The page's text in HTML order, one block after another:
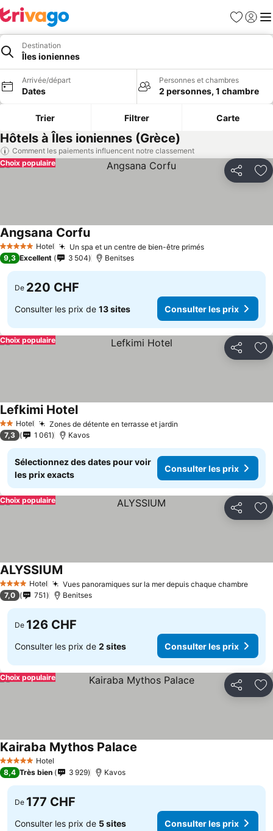
Favoris
Se
Destination
Îles ioniennes
Arrivée/départ
Dates
Personnes et chambres
2 personnes, 1 chambre
Trier Filtrer Carte
Hôtels à Îles ioniennes (Grèce)
Comment les paiements influencent notre classement
Partager
Choix populaire
5 Étoiles Hotel Un spa et un centre de bien-être primés
Angsana Corfu
9,3 Excellent 3 504 Benitses
De 220 CHF
Consulter les prix de 13 sites Consulter les prix
Partager
Choix populaire
2 Étoiles
Hotel Zones de détente en terrasse et jardin
Lefkimi Hotel
7,3 1 061 Kavos
Sélectionnez des dates pour voir
les prix exacts
Consulter les prix
Partager
Choix populaire
4 Étoiles Hotel Vues panoramiques sur la mer depuis chaque chambre
ALYSSIUM
7,0 751 Benitses
De 126 CHF
Consulter les prix de 2 sites Consulter les prix
Partager
Choix populaire
5 Étoiles Hotel
Kairaba Mythos Palace
8,4 Très bien 3 929 Kavos
De 177 CHF
Consulter les prix de 5 sites Consulter les prix